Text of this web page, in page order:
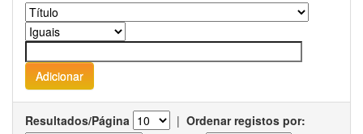
Resultados/Página | Ordenar registos por: